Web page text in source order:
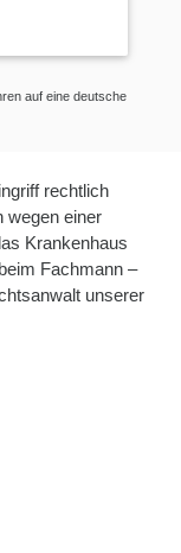
auf eine deutsche
rechtlich
wegen einer
Krankenhaus
Fachmann –
unserer